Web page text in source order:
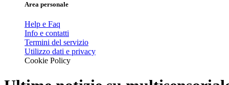
Area personale
Help e Faq
Info e contatti
Termini del servizio
Utilizzo dati e privacy
Cookie Policy